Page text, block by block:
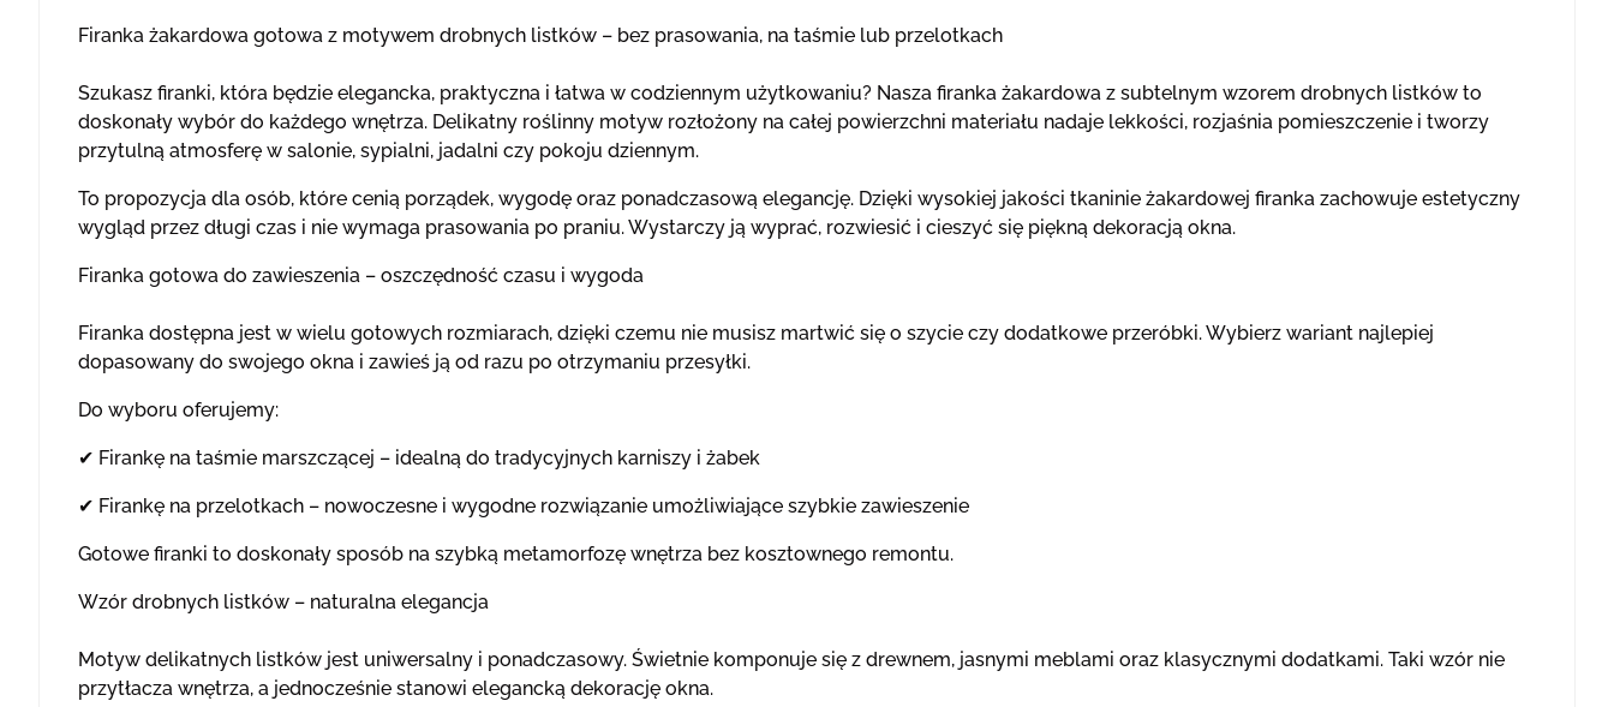
Firanka żakardowa gotowa z motywem drobnych listków – bez prasowania, na taśmie lub przelotkach
Szukasz firanki, która będzie elegancka, praktyczna i łatwa w codziennym użytkowaniu? Nasza firanka żakardowa z subtelnym wzorem drobnych listków to
doskonały wybór do każdego wnętrza. Delikatny roślinny motyw rozłożony na całej powierzchni materiału nadaje lekkości, rozjaśnia pomieszczenie i tworzy
przytulną atmosferę w salonie, sypialni, jadalni czy pokoju dziennym.
To propozycja dla osób, które cenią porządek, wygodę oraz ponadczasową elegancję. Dzięki wysokiej jakości tkaninie żakardowej firanka zachowuje estetyczny
wygląd przez długi czas i nie wymaga prasowania po praniu. Wystarczy ją wyprać, rozwiesić i cieszyć się piękną dekoracją okna.
Firanka gotowa do zawieszenia – oszczędność czasu i wygoda
Firanka dostępna jest w wielu gotowych rozmiarach, dzięki czemu nie musisz martwić się o szycie czy dodatkowe przeróbki. Wybierz wariant najlepiej
dopasowany do swojego okna i zawieś ją od razu po otrzymaniu przesyłki.
Do wyboru oferujemy:
✔ Firankę na taśmie marszczącej – idealną do tradycyjnych karniszy i żabek
✔ Firankę na przelotkach – nowoczesne i wygodne rozwiązanie umożliwiające szybkie zawieszenie
Gotowe firanki to doskonały sposób na szybką metamorfozę wnętrza bez kosztownego remontu.
Wzór drobnych listków – naturalna elegancja
Motyw delikatnych listków jest uniwersalny i ponadczasowy. Świetnie komponuje się z drewnem, jasnymi meblami oraz klasycznymi dodatkami. Taki wzór nie
przytłacza wnętrza, a jednocześnie stanowi elegancką dekorację okna.